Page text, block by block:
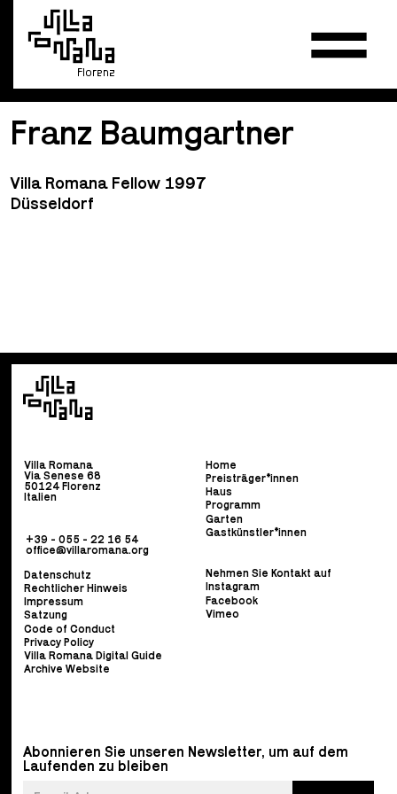
Florenz
Franz Baumgartner
Villa Romana Fellow 1997
Düsseldorf
Villa Romana
Via Senese 68
50124 Florenz
Italien
+39 - 055 - 22 16 54
office@villaromana.org
Home
Preisträger*innen
Haus
Programm
Garten
Gastkünstler*innen
Datenschutz
Rechtlicher Hinweis
Impressum
Satzung
Code of Conduct
Privacy Policy
Villa Romana Digital Guide
Archive Website
Nehmen Sie Kontakt auf
Instagram
Facebook
Vimeo
Abonnieren Sie unseren Newsletter, um auf dem
Laufenden zu bleiben